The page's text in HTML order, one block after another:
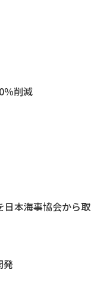
％削減
日本海事協会から取
発